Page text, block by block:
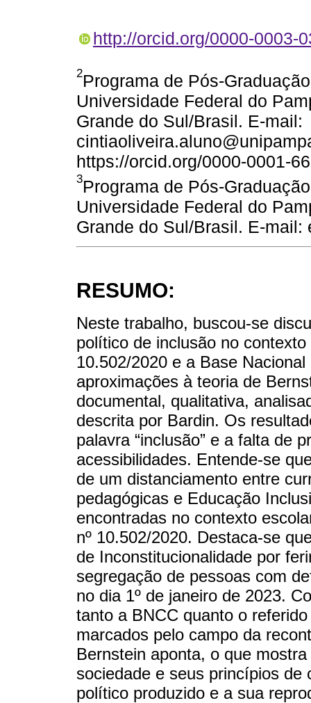
http://orcid.org/0000-0003-
2Programa de Pós-
Universidade Federal do
Grande do Sul/Brasil. E-mail:
https://orcid.org/0000-0001-
3Programa de Pós-
Universidade Federal do
Grande do Sul/Brasil. E-
RESUMO:
Neste trabalho, buscou-se
político de inclusão no
10.502/2020 e a Base
aproximações à teoria de
documental, qualitativa,
descrita por Bardin. Os
palavra “inclusão” e a falta de
acessibilidades. Entende-se
de um distanciamento entre
pedagógicas e Educação
encontradas no contexto
nº 10.502/2020. Destaca-se
de Inconstitucionalidade por
segregação de pessoas com
no dia 1º de janeiro de 2023.
tanto a BNCC quanto o
marcados pelo campo da
Bernstein aponta, o que
sociedade e seus princípios
político produzido e a sua